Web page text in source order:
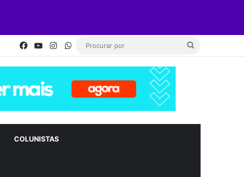
Facebook
YouTubeInstagramWhatsApp
COLUNISTAS